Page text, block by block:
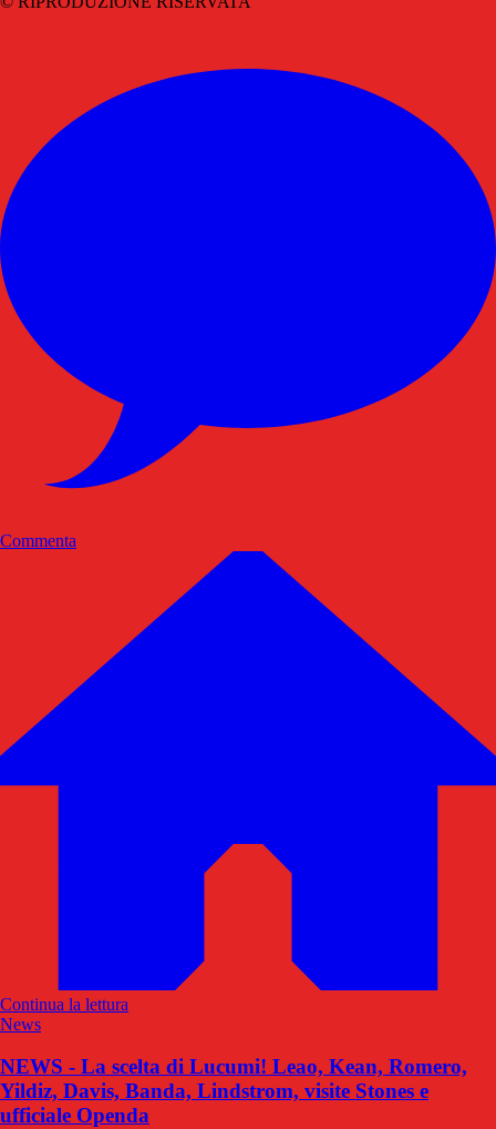
Commenta
Continua la lettura
News
NEWS - La scelta di Lucumi! Leao, Kean, Romero,
Yildiz, Davis, Banda, Lindstrom, visite Stones e
ufficiale Openda